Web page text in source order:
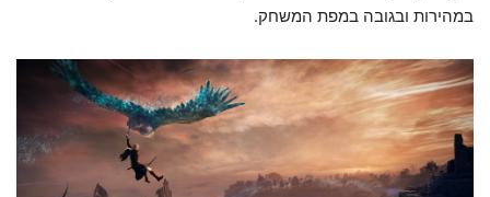
במהירות ובגובה במפת המשחק.